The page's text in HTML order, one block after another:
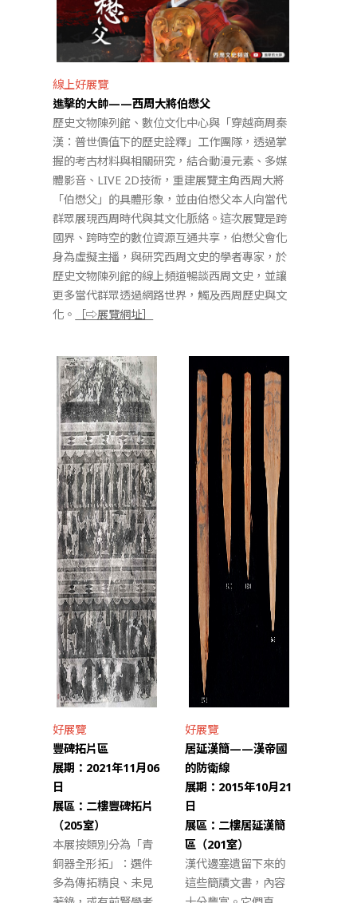
線上好展覽
進擊的大帥——西周大將伯懋父
歷史文物陳列館、數位文化中心與「穿越商周秦
漢：普世價值下的歷史詮釋」工作團隊，透過掌
握的考古材料與相關研究，結合動漫元素、多媒
體影音、LIVE 2D技術，重建展覽主角西周大將
「伯懋父」的具體形象，並由伯懋父本人向當代
群眾展現西周時代與其文化脈絡。這次展覽是跨
國界、跨時空的數位資源互通共享，伯懋父會化
身為虛擬主播，與研究西周文史的學者專家，於
歷史文物陳列館的線上頻道暢談西周文史，並讓
更多當代群眾透過網路世界，觸及西周歷史與文
化。
［⇨展覽網址］
好展覽
豐碑拓片區
展期：2021年11月06
日
展區：二樓豐碑拓片
（205室）
本展按類別分為「青
銅器全形拓」：選件
多為傳拓精良、未見
好展覽
居延漢簡——漢帝國
的防衛線
展期：2015年10月21
日
展區：二樓居延漢簡
區（201室）
漢代邊塞遺留下來的
這些簡牘文書，內容